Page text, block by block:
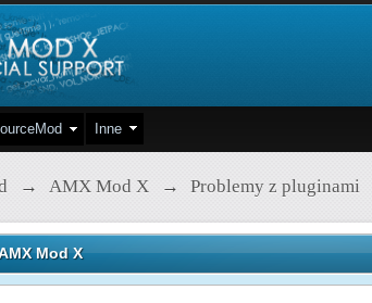
Inne
→ AMX Mod X → Problemy z pluginami
Mod X